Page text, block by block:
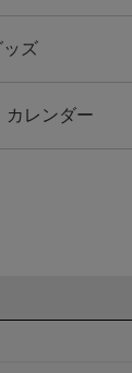
ズ
カレンダー